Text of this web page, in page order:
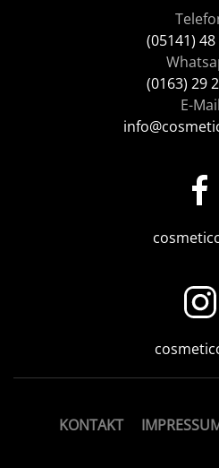
(05141)
(0163) 29
E-Mail
KONTAKT